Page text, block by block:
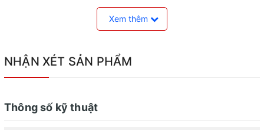
Khung hợp kim thép chắc chắn
Xe đạp nữ Califa Violet được trang bị khung hợp kim thép
chắc chắn, đảm bảo độ bền cao và sự ổn định trong quá
Xem thêm
NHẬN XÉT SẢN PHẨM
Thông số kỹ thuật